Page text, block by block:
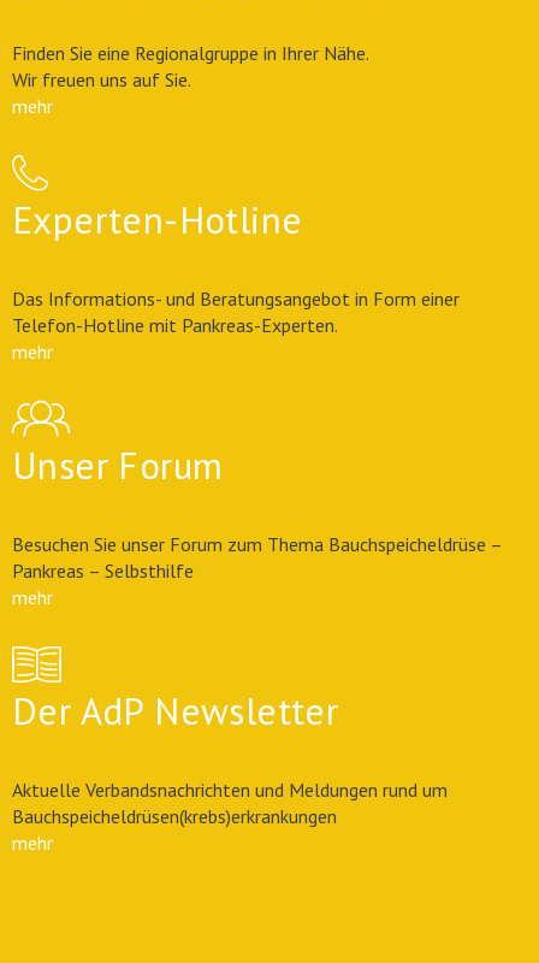
Finden Sie eine Regionalgruppe in Ihrer Nähe.
Wir freuen uns auf Sie.
mehr
Experten-Hotline
Das Informations- und Beratungsangebot in Form einer
Telefon-Hotline mit Pankreas-Experten.
mehr
Unser Forum
Besuchen Sie unser Forum zum Thema Bauchspeicheldrüse –
Pankreas – Selbsthilfe
mehr
Der AdP Newsletter
Aktuelle Verbandsnachrichten und Meldungen rund um
Bauchspeicheldrüsen(krebs)erkrankungen
mehr